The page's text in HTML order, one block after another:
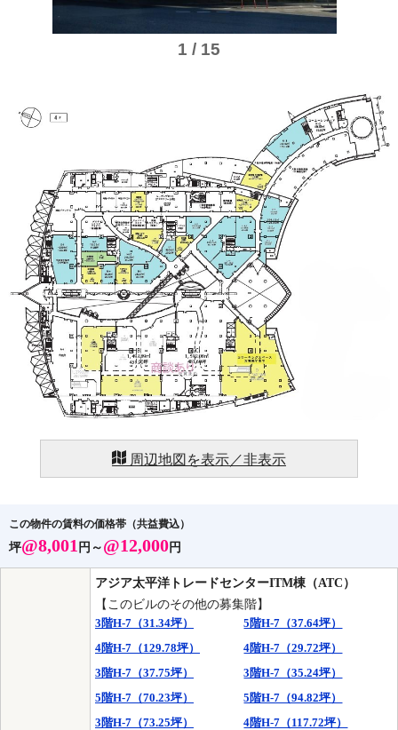
1 / 15
周辺地図を表示／非表示
この物件の賃料の価格帯（共益費込）
坪@8,001 円～ @12,000 円
アジア太平洋トレードセンターITM棟（ATC）
【このビルのその他の募集階】
3階H-7（31.34坪）
5階H-7（37.64坪）
4階H-7（129.78坪）
4階H-7（29.72坪）
3階H-7（37.75坪）
3階H-7（35.24坪）
5階H-7（70.23坪）
5階H-7（94.82坪）
3階H-7（73.25坪）
4階H-7（117.72坪）